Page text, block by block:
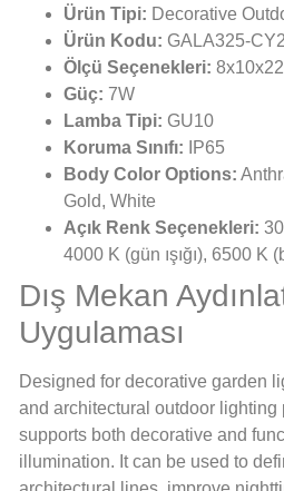
Ürün Tipi: Decorative
Ürün Kodu: GALA325-
Ölçü Seçenekleri:
Güç: 7W
Lamba Tipi: GU10
Koruma Sınıfı: IP65
Body Color Options:
Gold, White
Açık Renk Seçenekleri:
4000 K (gün ışığı), 6500 K
Dış Mekan
Uygulaması
Designed for decorative garden
and architectural outdoor lighting
supports both decorative and
illumination. It can be used to